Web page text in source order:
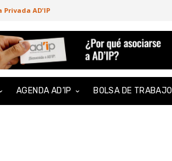
Privada AD'IP
AGENDA AD’IP BOLSA DE TRABAJO